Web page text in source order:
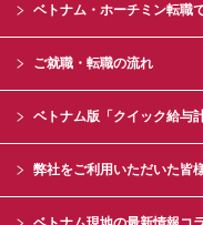
ベトナム・ホーチミン転職
ご就職・転職の流れ
ベトナム版「クイック給与
弊社をご利用いただいた皆